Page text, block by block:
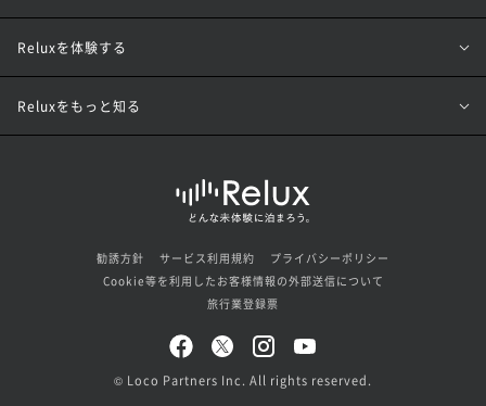
Reluxを体験する
Reluxをもっと知る
勧誘方針 サービス利用規約
プライバシーポリシー
Cookie等を利用したお客様情報の外部送信について
旅行業登録票
© Loco Partners Inc. All rights reserved.